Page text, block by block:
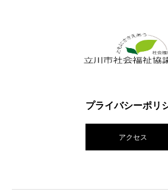
プライバシーポリ
アクセス